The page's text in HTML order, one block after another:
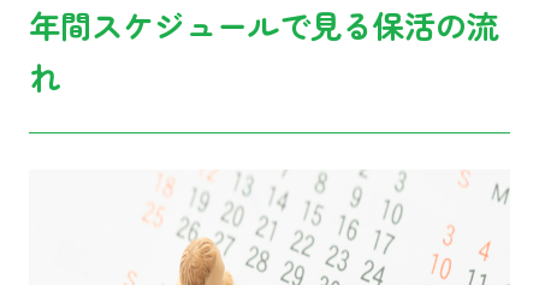
年間スケジュールで見る保活の流
れ